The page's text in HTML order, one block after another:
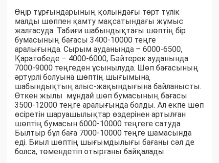
Өңір тұрғындарының қолындағы төрт түлік
малды шөппен қамту мақсатындағы жұмыс
жалғасуда. Табиғи шабындықтағы шөптің бір
бумасының бағасы 3400-10000 теңге
аралығында. Сырым ауданында – 6000-6500,
Қаратөбеде – 4000-6000, Бәйтерек ауданында
7000-9000 теңгеден ұсынылуда. Шөп бағасының
әртүрлі болуына шөптің шығымына,
шабындықтың алыс-жақындығына байланысты.
Өткен жылы мұндай шөп бумасының бағасы
3500-12000 теңге аралығында болды. Ал екпе шөп
өсіретін шаруашылықтар өздерінен артылған
шөптің бумасын 6000-10000 теңгеге сатуда.
Былтыр бұл баға 7000-10000 теңге шамасында
еді. Биыл шөптің шығымдылығы бағаны сәл де
болса, төмендетіп отырғаны байқалады.